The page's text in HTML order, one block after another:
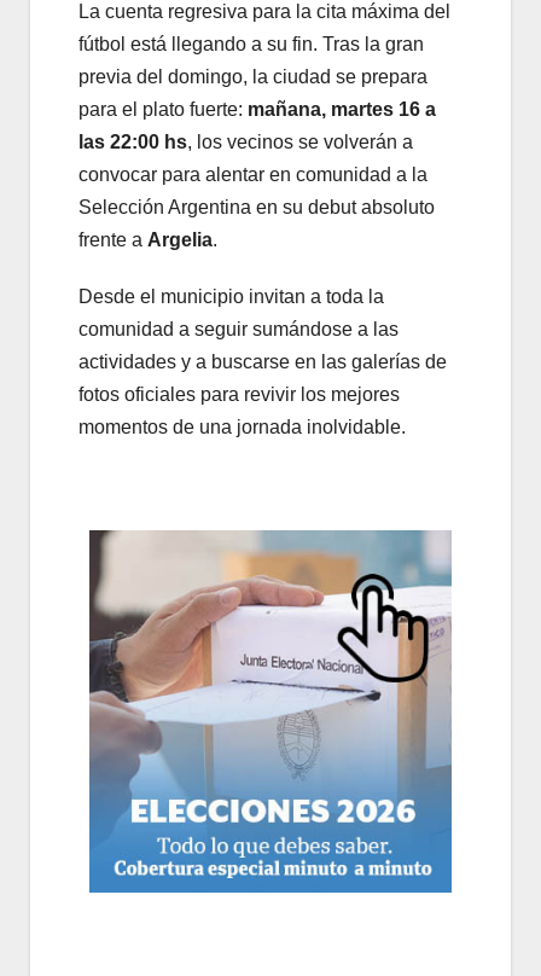
La cuenta regresiva para la cita máxima del
fútbol está llegando a su fin. Tras la gran
previa del domingo, la ciudad se prepara
para el plato fuerte: mañana, martes 16 a
las 22:00 hs, los vecinos se volverán a
convocar para alentar en comunidad a la
Selección Argentina en su debut absoluto
frente a Argelia.
Desde el municipio invitan a toda la
comunidad a seguir sumándose a las
actividades y a buscarse en las galerías de
fotos oficiales para revivir los mejores
momentos de una jornada inolvidable.